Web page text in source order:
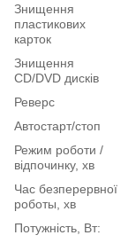
Знищення
пластикових
карток
Знищення
CD/DVD дисків
Реверс
Автостарт/стоп
Режим роботи /
відпочинку, хв
Час безперервної
роботы, хв
Потужність, Вт: